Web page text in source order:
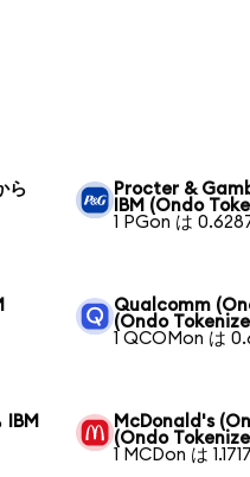
ら
Procter &
IBM (Ondo
1 PGon は
Qualcomm
(Ondo
1 QCOMon は
McDonald's
(Ondo
1 MCDon は